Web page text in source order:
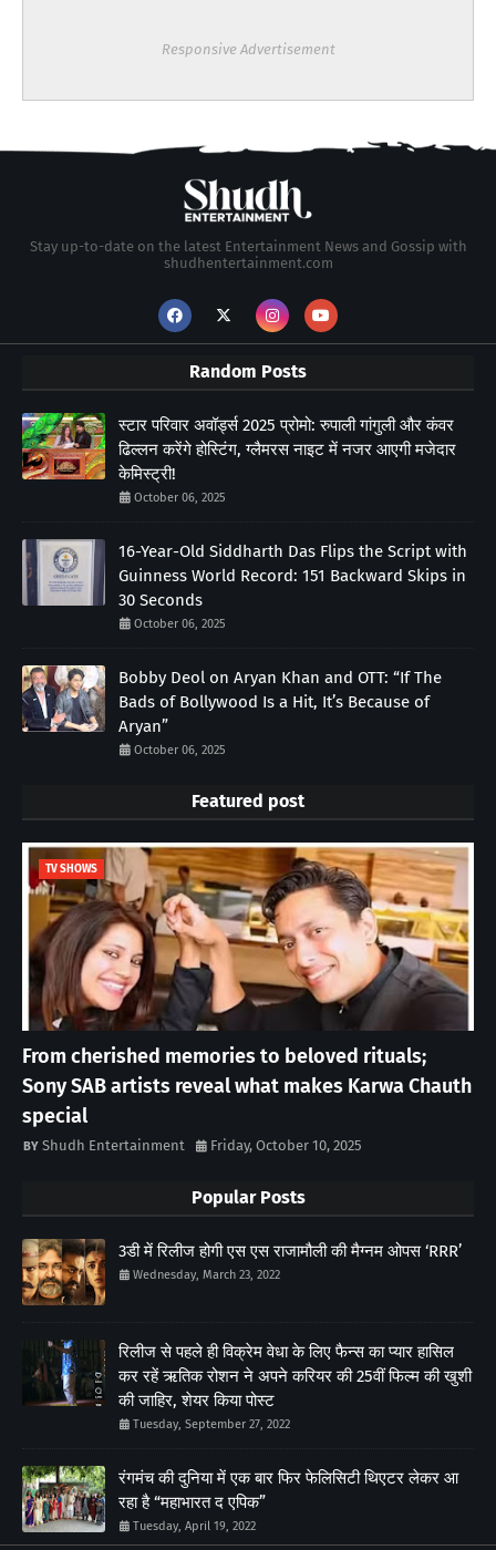
Responsive Advertisement
Stay up-to-date on the latest Entertainment News and Gossip with
shudhentertainment.com
Random Posts
स्टार परिवार अवॉर्ड्स 2025 प्रोमो: रुपाली गांगुली और कंवर
ढिल्लन करेंगे होस्टिंग, ग्लैमरस नाइट में नजर आएगी मजेदार
केमिस्ट्री!
October 06, 2025
16-Year-Old Siddharth Das Flips the Script with
Guinness World Record: 151 Backward Skips in
30 Seconds
October 06, 2025
Bobby Deol on Aryan Khan and OTT: “If The
Bads of Bollywood Is a Hit, It’s Because of
Aryan”
October 06, 2025
Featured post
TV SHOWS
From cherished memories to beloved rituals;
Sony SAB artists reveal what makes Karwa Chauth
special
Shudh Entertainment Friday, October 10, 2025
Popular Posts
3डी में रिलीज होगी एस एस राजामौली की मैग्नम ओपस ‘RRR’
Wednesday, March 23, 2022
रिलीज से पहले ही विक्रेम वेधा के लिए फैन्स का प्यार हासिल
कर रहें ऋतिक रोशन ने अपने करियर की 25वीं फिल्म की खुशी
की जाहिर, शेयर किया पोस्ट
Tuesday, September 27, 2022
रंगमंच की दुनिया में एक बार फिर फेलिसिटी थिएटर लेकर आ
रहा है “महाभारत द एपिक”
Tuesday, April 19, 2022